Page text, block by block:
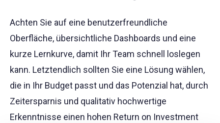
Achten Sie auf eine benutzerfreundliche
Oberfläche, übersichtliche Dashboards und eine
kurze Lernkurve, damit Ihr Team schnell loslegen
kann. Letztendlich sollten Sie eine Lösung wählen,
die in Ihr Budget passt und das Potenzial hat, durch
Zeitersparnis und qualitativ hochwertige
Erkenntnisse einen hohen Return on Investment